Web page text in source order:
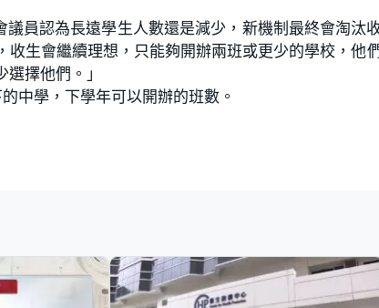
員認為長遠學生人數還是減少，新機制最終會淘汰
生會繼續理想，只能夠開辦兩班或更少的學校，他
擇他們。」
中學，下學年可以開辦的班數。